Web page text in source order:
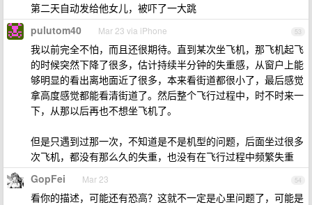
第二天自动发给他女儿，被吓了一大跳
53
pulutom40 Mar 23 via iPhone
我以前完全不怕，而且还很期待。直到某次坐飞机，那飞机起飞
的时候突然下降了很多，估计持续半分钟的失重感，从窗户上能
够明显的看出离地面近了很多，本来看街道都很小了，最后感觉
拿高度感觉都能看清街道了。然后整个飞行过程中，时不时来一
下，从那以后再也不想坐飞机了。
但是只遇到过那一次，不知道是不是机型的问题，后面坐过很多
次飞机，都没有那么久的失重，也没有在飞行过程中频繁失重
54
GopFei Mar 23
看你的描述，可能还有恐高？这就不一定是心里问题了，可能是